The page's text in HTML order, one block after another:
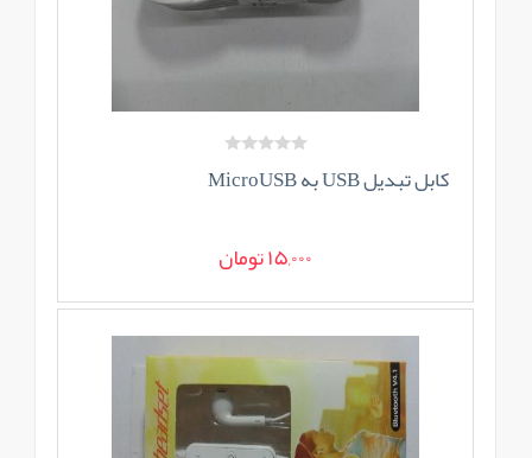
کابل تبدیل USB به MicroUSB
15,000 تومان